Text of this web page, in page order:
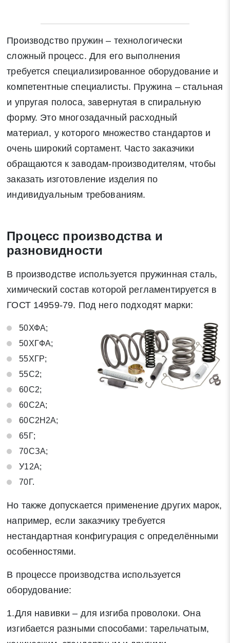
Производство пружин – технологически
сложный процесс. Для его выполнения
требуется специализированное оборудование и
компетентные специалисты. Пружина – стальная
и упругая полоса, завернутая в спиральную
форму. Это многозадачный расходный
материал, у которого множество стандартов и
очень широкий сортамент. Часто заказчики
обращаются к заводам-производителям, чтобы
заказать изготовление изделия по
индивидуальным требованиям.
Процесс производства и
разновидности
В производстве используется пружинная сталь,
химический состав которой регламентируется в
ГОСТ 14959-79. Под него подходят марки:
50ХФА;
50ХГФА;
55ХГР;
55С2;
60С2;
60С2А;
60С2Н2А;
65Г;
70СЗА;
У12А;
70Г.
Но также допускается применение других марок,
например, если заказчику требуется
нестандартная конфигурация с определёнными
особенностями.
В процессе производства используется
оборудование:
1.Для навивки – для изгиба проволоки. Она
изгибается разными способами: тарельчатым,